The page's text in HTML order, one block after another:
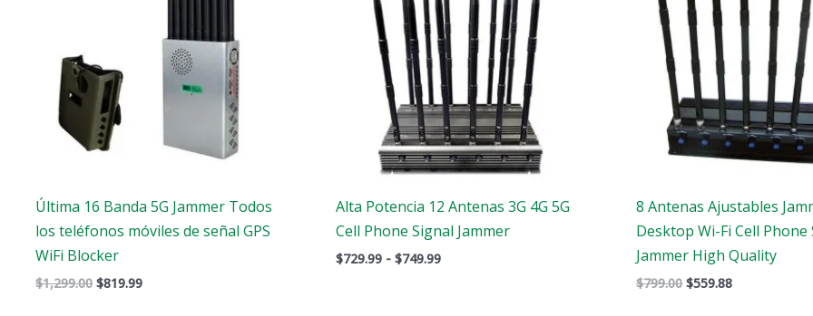
Última 16 Banda 5G Jammer Todos
los teléfonos móviles de señal GPS
WiFi Blocker
$1,299.00 $819.99
Alta Potencia 12 Antenas 3G 4G 5G
Cell Phone Signal Jammer
$729.99 - $749.99
8 Antenas Ajustables
Desktop Wi-Fi Cell Phone
Jammer High Quality
$799.00 $559.88